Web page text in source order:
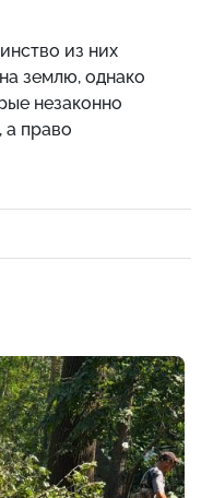
из них
землю, однако
незаконно
а право